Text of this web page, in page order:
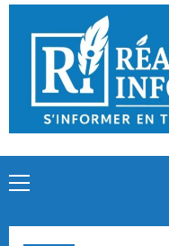
Skip
content
Primary